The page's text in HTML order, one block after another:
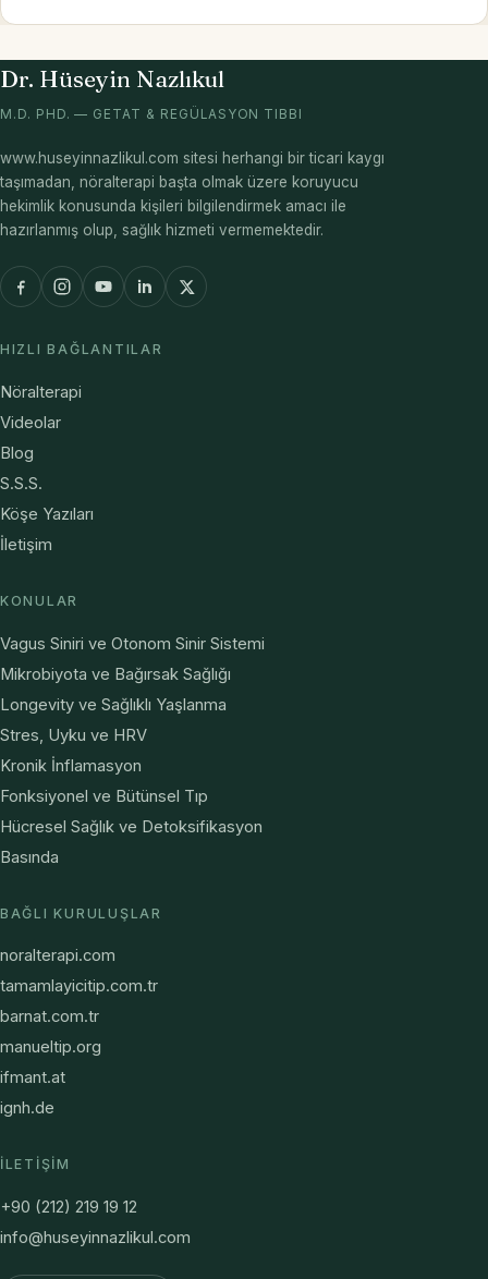
Dr. Hüseyin Nazlıkul
M.D. PHD. — GETAT & REGÜLASYON TIBBI
www.huseyinnazlikul.com sitesi herhangi bir ticari kaygı
taşımadan, nöralterapi başta olmak üzere koruyucu
hekimlik konusunda kişileri bilgilendirmek amacı ile
hazırlanmış olup, sağlık hizmeti vermemektedir.
HIZLI BAĞLANTILAR
Nöralterapi
Videolar
Blog
S.S.S.
Köşe Yazıları
İletişim
KONULAR
Vagus Siniri ve Otonom Sinir Sistemi
Mikrobiyota ve Bağırsak Sağlığı
Longevity ve Sağlıklı Yaşlanma
Stres, Uyku ve HRV
Kronik İnflamasyon
Fonksiyonel ve Bütünsel Tıp
Hücresel Sağlık ve Detoksifikasyon
Basında
BAĞLI KURULUŞLAR
noralterapi.com
tamamlayicitip.com.tr
barnat.com.tr
manueltip.org
ifmant.at
ignh.de
İLETIŞIM
+90 (212) 219 19 12
info@huseyinnazlikul.com